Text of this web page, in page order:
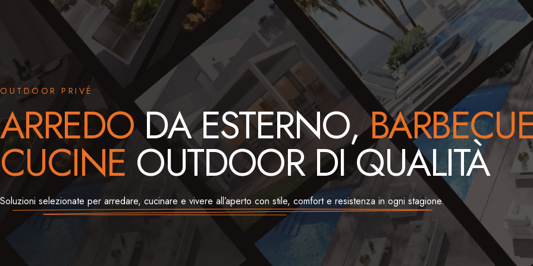
OUTDOOR PRIVÉ
ARREDODA ESTERNO,
CUCINE OUTDOOR DI QUALITÀ
Soluzioni selezionate per arredare, cucinare e vivere all’aperto con stile, comfort e resistenza in ogni stagione.